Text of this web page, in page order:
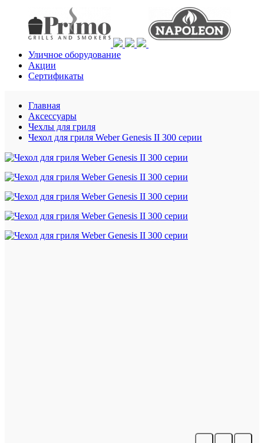
Уличное оборудование
Акции
Сертификаты
Главная
Аксессуары
Чехлы для гриля
Чехол для гриля Weber Genesis II 300 серии